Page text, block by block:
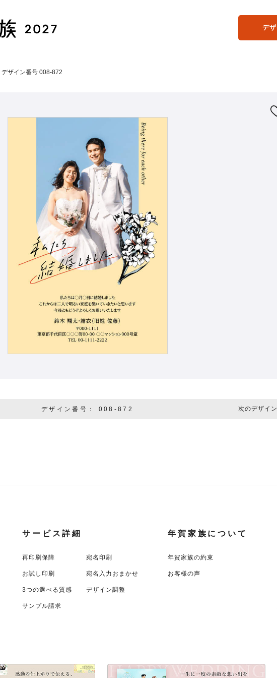
デ
デザイン番号 008-872
デザイン番号： 008-872 次のデザイン
サービス詳細
再印刷保障 宛名印刷
お試し印刷 宛名入力おまかせ
3つの選べる質感 デザイン調整
サンプル請求
年賀家族について
年賀家族の約束
お客様の声